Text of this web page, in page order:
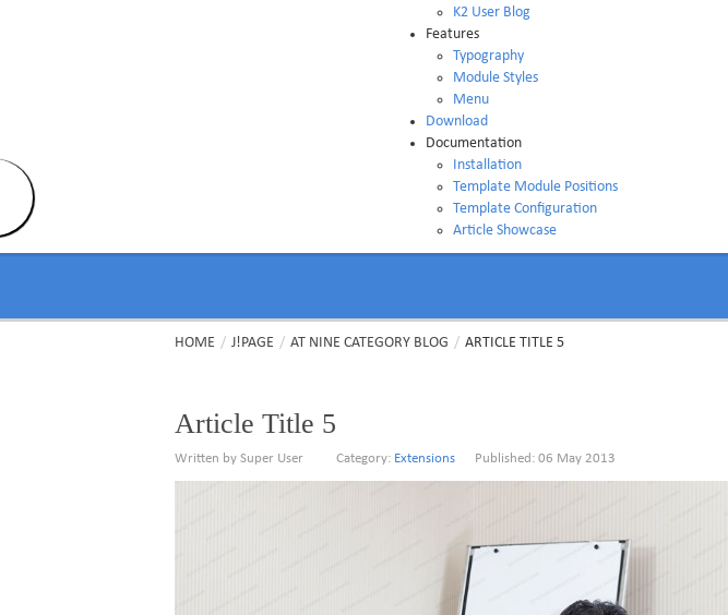
K2 User Blog
Features
Typography
Module Styles
Menu
Download
Documentation
Installation
Template Module Positions
Template Configuration
Article Showcase
HOME / J!PAGE / AT NINE CATEGORY BLOG / ARTICLE TITLE 5
Article Title 5
Written by Super User Category: Extensions Published: 06 May 2013